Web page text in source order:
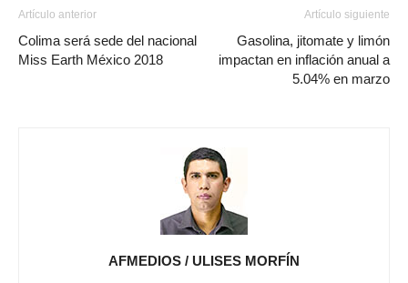
Artículo anterior
Colima será sede del nacional
Miss Earth México 2018
Artículo siguiente
Gasolina, jitomate y limón
impactan en inflación anual a
5.04% en marzo
AFMEDIOS / ULISES MORFÍN